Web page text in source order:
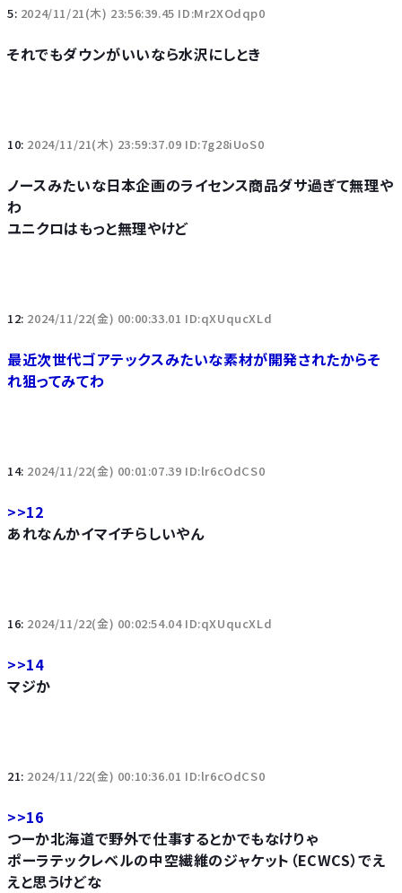
5: 2024/11/21(木) 23:56:39.45 ID:Mr2XOdqp0
それでもダウンがいいなら水沢にしとき
10: 2024/11/21(木) 23:59:37.09 ID:7g28iUoS0
ノースみたいな日本企画のライセンス商品ダサ過ぎて無理や
わ
ユニクロはもっと無理やけど
12: 2024/11/22(金) 00:00:33.01 ID:qXUqucXLd
最近次世代ゴアテックスみたいな素材が開発されたからそ
れ狙ってみてわ
14: 2024/11/22(金) 00:01:07.39 ID:lr6cOdCS0
>>12
あれなんかイマイチらしいやん
16: 2024/11/22(金) 00:02:54.04 ID:qXUqucXLd
>>14
マジか
21: 2024/11/22(金) 00:10:36.01 ID:lr6cOdCS0
>>16
つーか北海道で野外で仕事するとかでもなけりゃ
ポーラテックレベルの中空繊維のジャケット（ECWCS）でえ
えと思うけどな